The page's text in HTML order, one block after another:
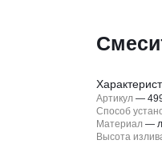
Артикул —
Способ
Материал —
Высота